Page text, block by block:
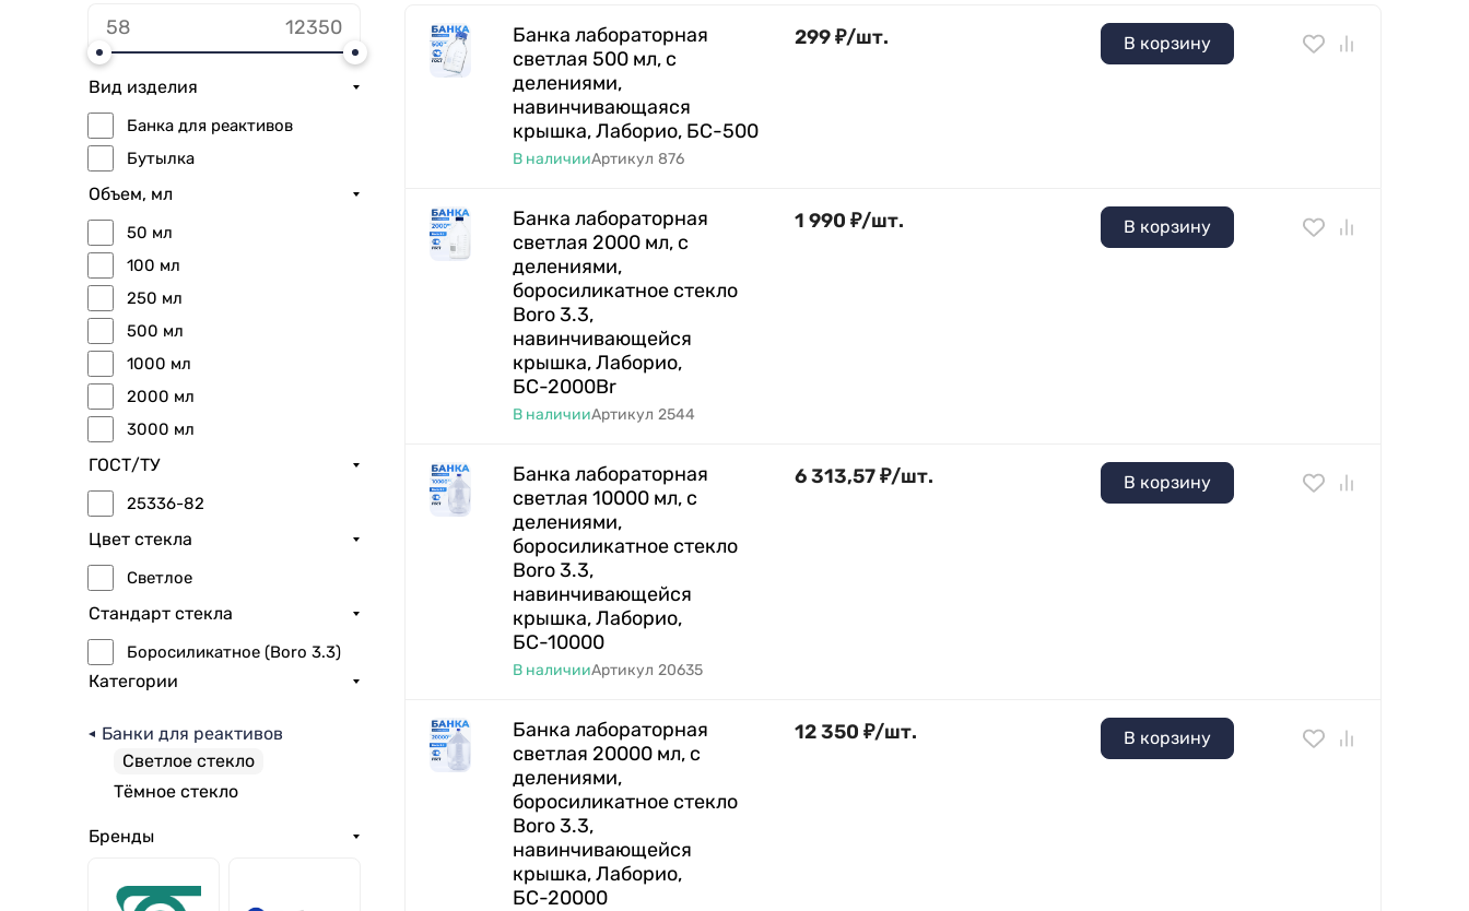
Вид изделия
Банка для реактивов
Бутылка
Объем, мл
50 мл
100 мл
250 мл
500 мл
1000 мл
2000 мл
3000 мл
5000 мл
10000 мл
ГОСТ/ТУ
25336-82
Цвет стекла
Светлое
Стандарт стекла
Боросиликатное (Boro 3.3)
Категории
Банки для реактивов
Светлое стекло
Тёмное стекло
Бренды
Банка лабораторная
светлая 500 мл, с
делениями,
навинчивающаяся
крышка, Лаборио, БС-500
В наличииАртикул 876
299₽/шт. В корзину
Банка лабораторная
светлая 2000 мл, с
делениями,
боросиликатное стекло
Boro 3.3,
навинчивающейся
крышка, Лаборио,
БС-2000Br
В наличииАртикул 2544
1 990 ₽/шт. В корзину
Банка лабораторная
светлая 10000 мл, с
делениями,
боросиликатное стекло
Boro 3.3,
навинчивающейся
крышка, Лаборио,
БС-10000
В наличииАртикул 20635
6 313,57₽/шт. В корзину
Банка лабораторная
светлая 20000 мл, с
делениями,
боросиликатное стекло
Boro 3.3,
навинчивающейся
крышка, Лаборио,
БС-20000
12 350 ₽/шт. В корзину